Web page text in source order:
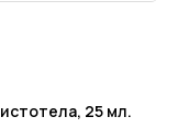
25 мл.